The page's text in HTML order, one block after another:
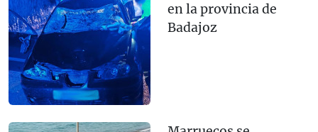
en la provincia de
Badajoz